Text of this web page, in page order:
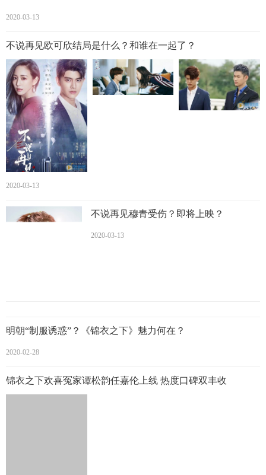
大，但到目前为止也没有正确的说法。任嘉伦以歌手身份出
道，随后成为中韩组合并担任队长职位，随着近年来任嘉伦
出演的电视剧越来越多，他受到的肯定和关注也是越来越
多。尤其是在《诛仙青云志》和《美人为馅》还有最近《大
唐荣耀》播出后，更是一路人气飙升。直到出演《大唐荣
耀》才开始爆红。
2020-03-13
不说再见欧可欣结局是什么？和谁在一起了？
2020-03-13
不说再见穆青受伤？即将上映？
2020-03-13
明朝“制服诱惑”？《锦衣之下》魅力何